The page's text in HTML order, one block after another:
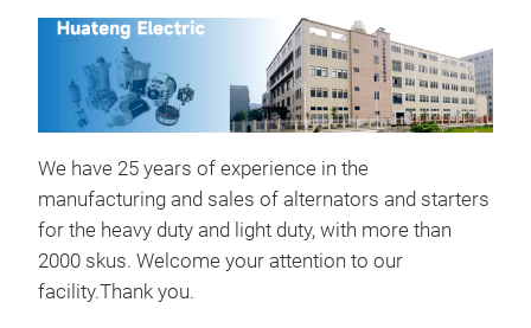
We have 25 years of experience in the
manufacturing and sales of alternators and starters
for the heavy duty and light duty, with more than
2000 skus. Welcome your attention to our
facility.Thank you.